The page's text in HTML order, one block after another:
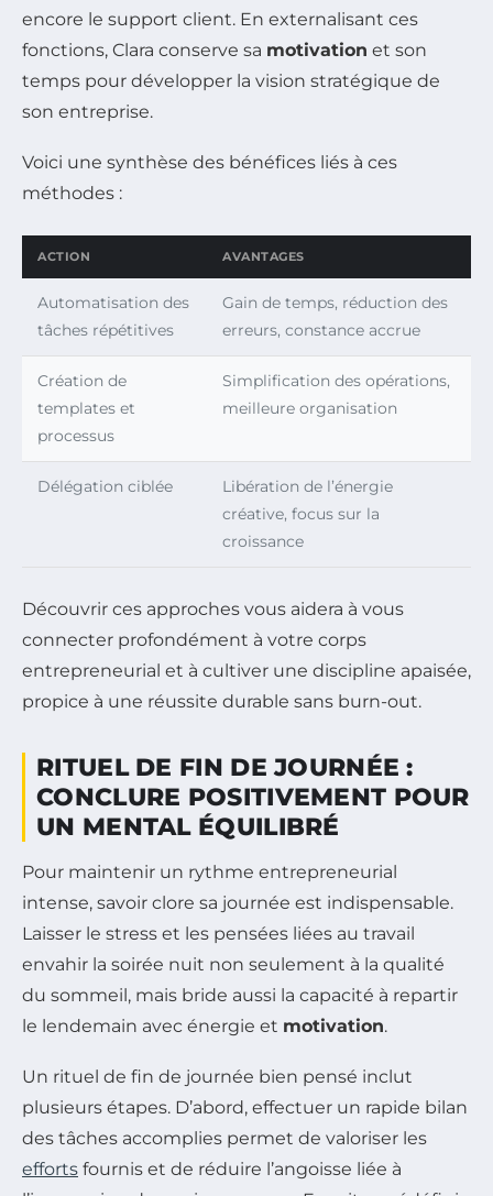
encore le support client. En externalisant ces
fonctions, Clara conserve sa motivation et son
temps pour développer la vision stratégique de
son entreprise.
Voici une synthèse des bénéfices liés à ces
méthodes :
ACTION AVANTAGES
Automatisation des
tâches répétitives
Gain de temps, réduction des
erreurs, constance accrue
Création de
templates et
processus
Simplification des opérations,
meilleure organisation
Délégation ciblée
Libération de l’énergie
créative, focus sur la
croissance
Découvrir ces approches vous aidera à vous
connecter profondément à votre corps
entrepreneurial et à cultiver une discipline apaisée,
propice à une réussite durable sans burn-out.
RITUEL DE FIN DE JOURNÉE :
CONCLURE POSITIVEMENT POUR
UN MENTAL ÉQUILIBRÉ
Pour maintenir un rythme entrepreneurial
intense, savoir clore sa journée est indispensable.
Laisser le stress et les pensées liées au travail
envahir la soirée nuit non seulement à la qualité
du sommeil, mais bride aussi la capacité à repartir
le lendemain avec énergie et motivation.
Un rituel de fin de journée bien pensé inclut
plusieurs étapes. D’abord, effectuer un rapide bilan
des tâches accomplies permet de valoriser les
efforts fournis et de réduire l’angoisse liée à